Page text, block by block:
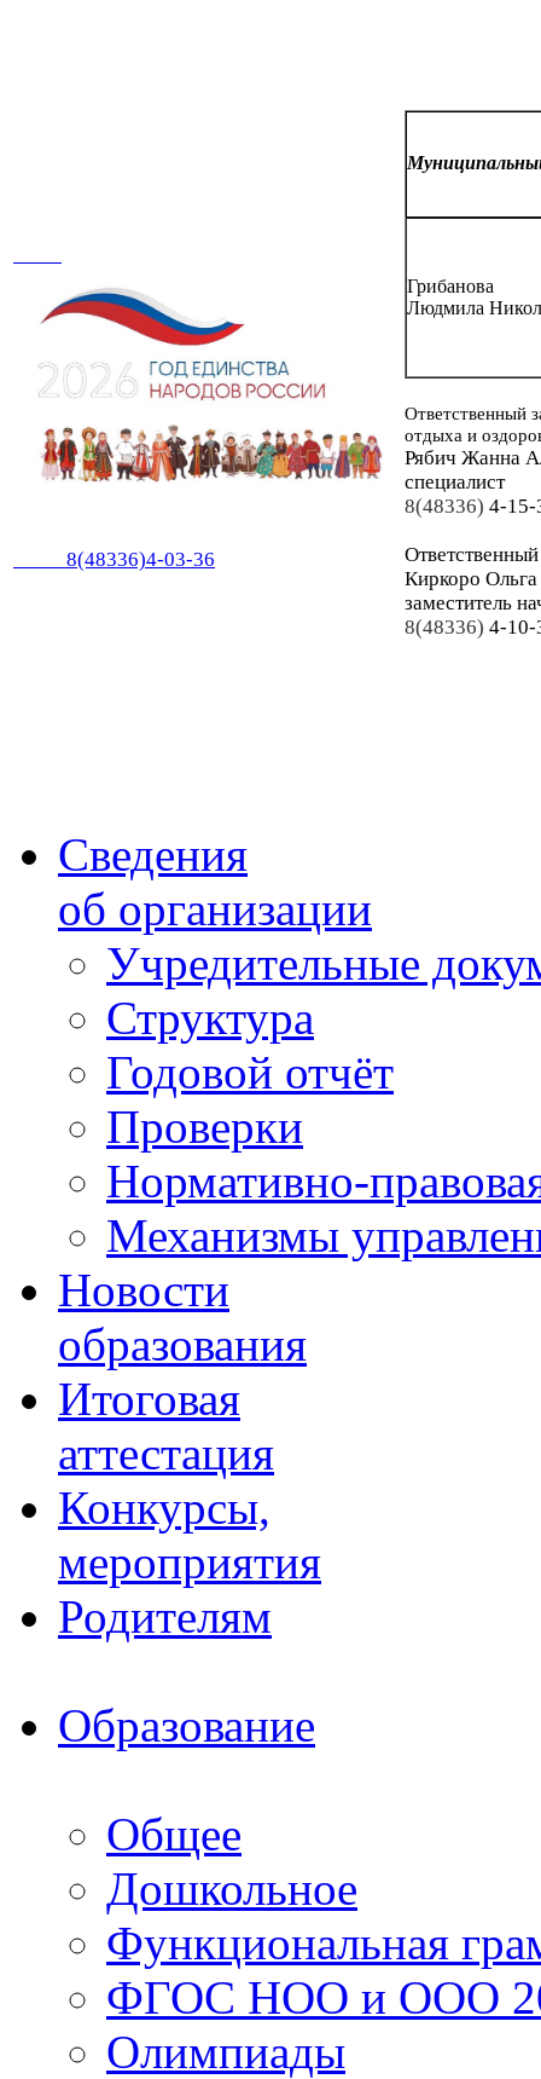
8(48336)4-03-36
Грибанова
Людмила
Ответственный
отдыха и
Рябич Жанна
специалист
8(48336) 4-15-
Киркоро
заместитель
8(48336) 4-10-
Сведения
об организации
Учредительные
Структура
Годовой отчёт
Проверки
Нормативно-
Механизмы
Новости
образования
Итоговая
аттестация
Конкурсы,
мероприятия
Родителям
Образование
Общее
Дошкольное
Функциональная
ФГОС НОО и ООО
Олимпиады